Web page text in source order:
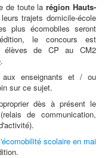
de toute larégion Hauts-
trajets domicile-école
plus écomobiles seront
le concours est
élèves de CP au CM2
.
aux enseignants et / ou
sur ce sujet.
dès à présent le
de communication,
scolaire en mai